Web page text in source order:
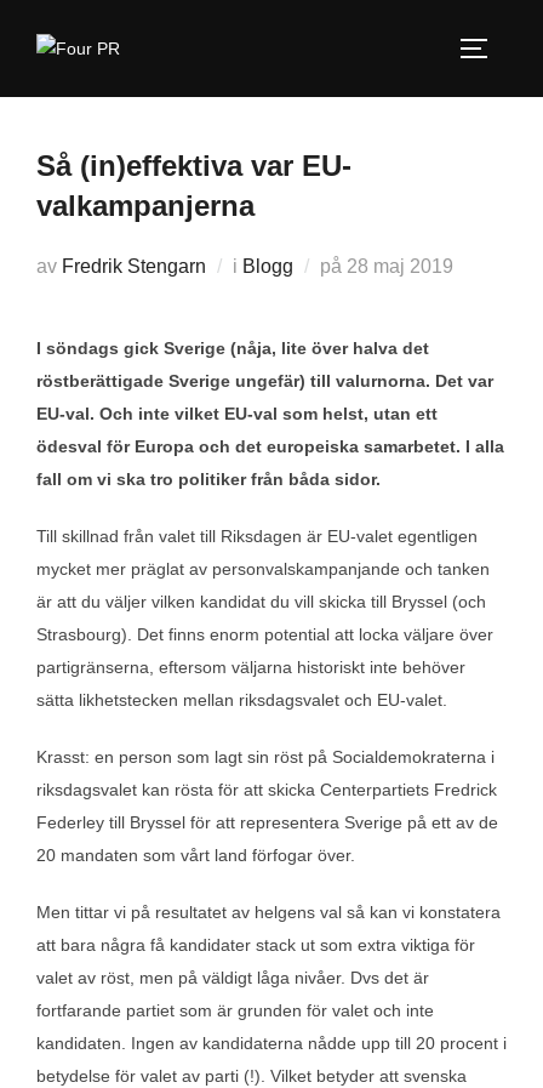
Så (in)effektiva var EU-
valkampanjerna
av Fredrik Stengarn i Blogg på Publicerat
28 maj 2019
I söndags gick Sverige (nåja, lite över halva det
röstberättigade Sverige ungefär) till valurnorna. Det var
EU-val. Och inte vilket EU-val som helst, utan ett
ödesval för Europa och det europeiska samarbetet. I alla
fall om vi ska tro politiker från båda sidor.
Till skillnad från valet till Riksdagen är EU-valet egentligen
mycket mer präglat av personvalskampanjande och tanken
är att du väljer vilken kandidat du vill skicka till Bryssel (och
Strasbourg). Det finns enorm potential att locka väljare över
partigränserna, eftersom väljarna historiskt inte behöver
sätta likhetstecken mellan riksdagsvalet och EU-valet.
Krasst: en person som lagt sin röst på Socialdemokraterna i
riksdagsvalet kan rösta för att skicka Centerpartiets Fredrick
Federley till Bryssel för att representera Sverige på ett av de
20 mandaten som vårt land förfogar över.
Men tittar vi på resultatet av helgens val så kan vi konstatera
att bara några få kandidater stack ut som extra viktiga för
valet av röst, men på väldigt låga nivåer. Dvs det är
fortfarande partiet som är grunden för valet och inte
kandidaten. Ingen av kandidaterna nådde upp till 20 procent i
betydelse för valet av parti (!). Vilket betyder att svenska